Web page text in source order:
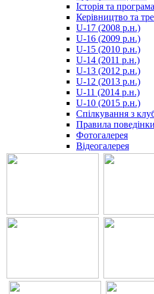
Історія та
Керівництво та
U-17 (2008 р.н.)
U-16 (2009 р.н.)
U-15 (2010 р.н.)
U-14 (2011 р.н.)
U-13 (2012 р.н.)
U-12 (2013 р.н.)
U-11 (2014 р.н.)
U-10 (2015 р.н.)
Спілкування з
Правила поведінки
Фотогалерея
Відеогалерея